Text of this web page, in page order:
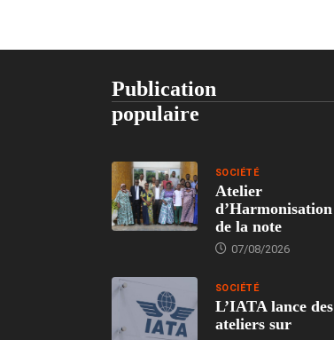
Publication
populaire
SOCIÉTÉ
Atelier
d’Harmonisation
de la note
07/08/2026
SOCIÉTÉ
L’IATA lance des
ateliers sur